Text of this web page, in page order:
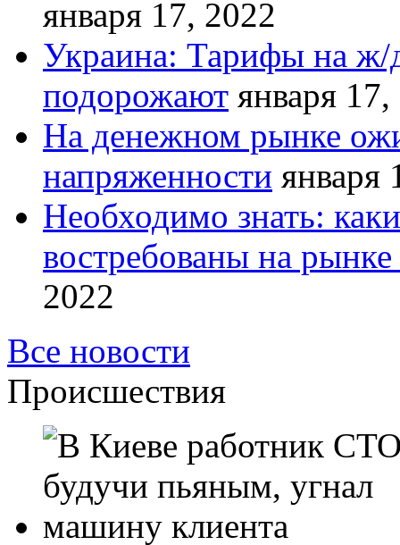
января 17, 2022
Украина: Тарифы на ж/
подорожают января
На денежном рынке
напряженности января
Необходимо знать:
востребованы на
2022
Все новости
Происшествия